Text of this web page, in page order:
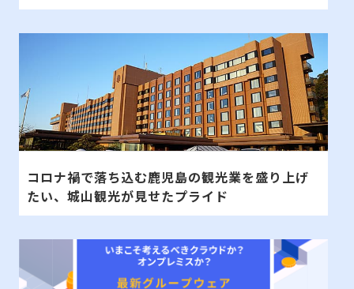
コロナ禍で落ち込む鹿児島の観光業を盛り上げ
たい、城山観光が見せたプライド